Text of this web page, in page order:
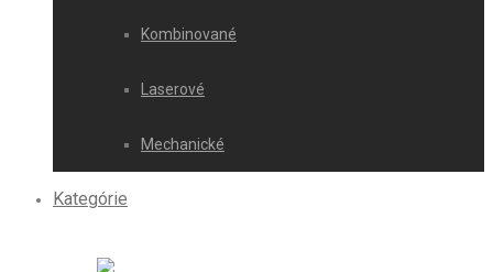
Kombinované
Laserové
Mechanické
Kategórie